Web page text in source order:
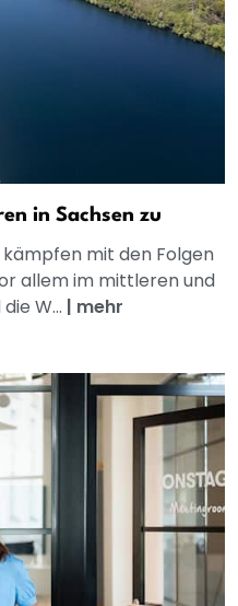
in Sachsen zu
mit den Folgen
allem im mittleren und
W... | mehr